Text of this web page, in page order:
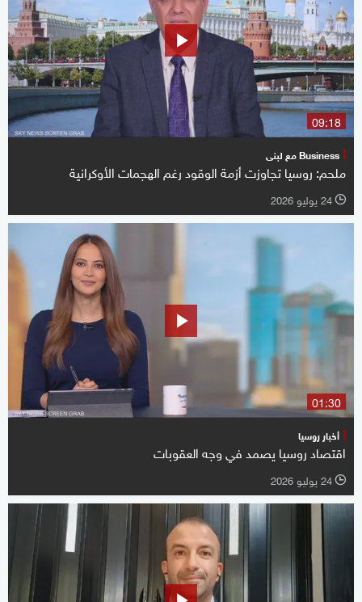
09:18
Business مع لبنى
ملحم: روسيا تجاوزت أزمة الوقود رغم الهجمات الأوكرانية
l 24 يوليو 2026
01:30
أخبار روسيا
اقتصاد روسيا يصمد في وجه العقوبات
l 24 يوليو 2026